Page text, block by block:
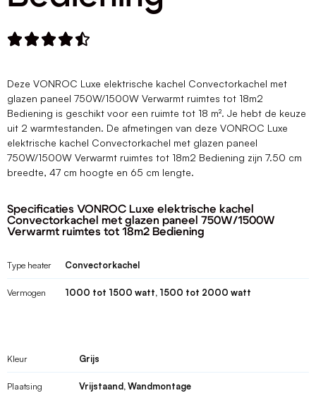

Deze VONROC Luxe elektrische kachel Convectorkachel met
glazen paneel 750W/1500W Verwarmt ruimtes tot 18m2
Bediening is geschikt voor een ruimte tot 18 m². Je hebt de keuze
uit 2 warmtestanden. De afmetingen van deze VONROC Luxe
elektrische kachel Convectorkachel met glazen paneel
750W/1500W Verwarmt ruimtes tot 18m2 Bediening zijn 7.50 cm
breedte, 47 cm hoogte en 65 cm lengte.
Specificaties VONROC Luxe elektrische kachel
Convectorkachel met glazen paneel 750W/1500W
Verwarmt ruimtes tot 18m2 Bediening
Type heater Convectorkachel
Vermogen 1000 tot 1500 watt, 1500 tot 2000 watt
Kleur Grijs
Plaatsing Vrijstaand, Wandmontage